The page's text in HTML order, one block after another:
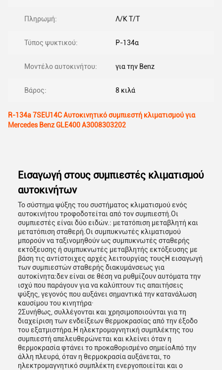
Πληρωμή: Λ/Κ Τ/Τ
Τύπος ψυκτικού: Ρ-134α
Μοντέλο αυτοκινήτου: για την Benz
Βάρος: 8 κιλά
R-134a 7SEU14C Αυτοκινητικό συμπιεστή κλιματισμού για
Mercedes Benz GLE400 A3008303202
Εισαγωγή στους συμπιεστές κλιματισμού
αυτοκινήτων
Το σύστημα ψύξης του συστήματος κλιματισμού ενός
αυτοκινήτου τροφοδοτείται από τον συμπιεστή.Οι
συμπιεστές είναι δύο ειδών.: μετατόπιση μεταβλητή και
μετατόπιση σταθερή.Οι συμπυκνωτές κλιματισμού
μπορούν να ταξινομηθούν ως συμπυκνωτές σταθερής
εκτόξευσης ή συμπυκνωτές μεταβλητής εκτόξευσης με
βάση τις αντίστοιχες αρχές λειτουργίας τουςΗ εισαγωγή
των συμπιεστών σταθερής διακυμάνσεως για
αυτοκίνητα:δεν είναι σε θέση να ρυθμίζουν αυτόματα την
ισχύ που παράγουν για να καλύπτουν τις απαιτήσεις
ψύξης, γεγονός που αυξάνει σημαντικά την κατανάλωση
καυσίμου του κινητήρα·
2Συνήθως, συλλέγονται και χρησιμοποιούνται για τη
διαχείριση των ενδείξεων θερμοκρασίας από την έξοδο
του εξατμιστήρα.Η ηλεκτρομαγνητική συμπλέκτης του
συμπιεστή απελευθερώνεται και κλείνει όταν η
θερμοκρασία φτάνει το προκαθορισμένο σημείοΑπό την
άλλη πλευρά, όταν η θερμοκρασία αυξάνεται, το
ηλεκτρομαγνητικό συμπλέκτη ενεργοποιείται και ο